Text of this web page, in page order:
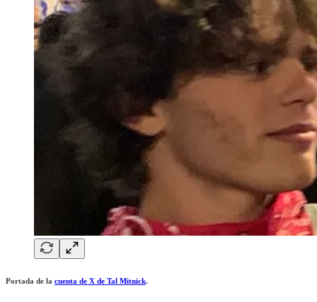
Portada de la cuenta de X de Tal Mitnick.